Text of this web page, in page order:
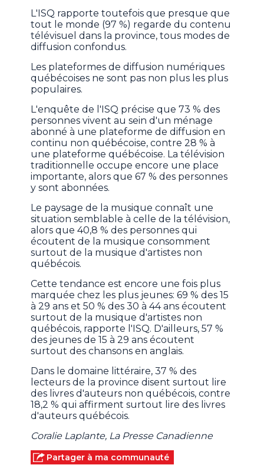
L'ISQ rapporte toutefois que presque que
tout le monde (97 %) regarde du contenu
télévisuel dans la province, tous modes de
diffusion confondus.
Les plateformes de diffusion numériques
québécoises ne sont pas non plus les plus
populaires.
L'enquête de l'ISQ précise que 73 % des
personnes vivent au sein d'un ménage
abonné à une plateforme de diffusion en
continu non québécoise, contre 28 % à
une plateforme québécoise. La télévision
traditionnelle occupe encore une place
importante, alors que 67 % des personnes
y sont abonnées.
Le paysage de la musique connaît une
situation semblable à celle de la télévision,
alors que 40,8 % des personnes qui
écoutent de la musique consomment
surtout de la musique d'artistes non
québécois.
Cette tendance est encore une fois plus
marquée chez les plus jeunes: 69 % des 15
à 29 ans et 50 % des 30 à 44 ans écoutent
surtout de la musique d'artistes non
québécois, rapporte l'ISQ. D'ailleurs, 57 %
des jeunes de 15 à 29 ans écoutent
surtout des chansons en anglais.
Dans le domaine littéraire, 37 % des
lecteurs de la province disent surtout lire
des livres d'auteurs non québécois, contre
18,2 % qui affirment surtout lire des livres
d'auteurs québécois.
Coralie Laplante, La Presse Canadienne
Partager à ma communauté